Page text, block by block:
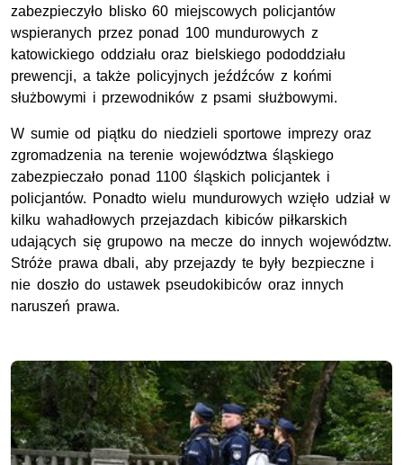
zabezpieczyło blisko 60 miejscowych policjantów
wspieranych przez ponad 100 mundurowych z
katowickiego oddziału oraz bielskiego pododdziału
prewencji, a także policyjnych jeźdźców z końmi
służbowymi i przewodników z psami służbowymi.
W sumie od piątku do niedzieli sportowe imprezy oraz
zgromadzenia na terenie województwa śląskiego
zabezpieczało ponad 1100 śląskich policjantek i
policjantów. Ponadto wielu mundurowych wzięło udział w
kilku wahadłowych przejazdach kibiców piłkarskich
udających się grupowo na mecze do innych województw.
Stróże prawa dbali, aby przejazdy te były bezpieczne i
nie doszło do ustawek pseudokibiców oraz innych
naruszeń prawa.